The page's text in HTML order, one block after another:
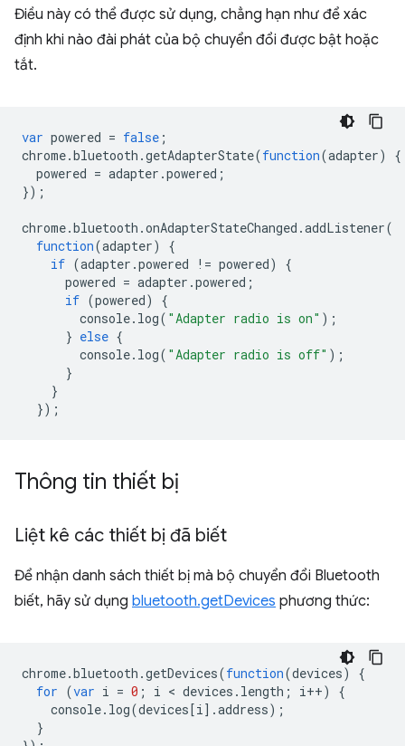
Điều này có thể được sử dụng, chẳng hạn như để xác
định khi nào đài phát của bộ chuyển đổi được bật hoặc
tắt.
var powered = false ;
chrome.bluetooth .getAdapterState(function(adapter)
{
powered = adapter .powered ;
});
chrome.bluetooth .onAdapterStateChanged .addListener(
function(adapter)
{
if (adapter .powered != powered)
{
powered = adapter .powered ;
if (powered)
{
console. log( "Adapter radio is on" );
} else {
console. log( "Adapter radio is off" );
}
}
});
Thông tin thiết bị
Liệt kê các thiết bị đã biết
Để nhận danh sách thiết bị mà bộ chuyển đổi Bluetooth
biết, hãy sử dụng bluetooth.getDevices phương thức:
chrome.bluetooth .getDevices(function(devices)
{
for (var i = 0 ; i < devices . length ; i++)
{
console. log(devices[i].address);
}